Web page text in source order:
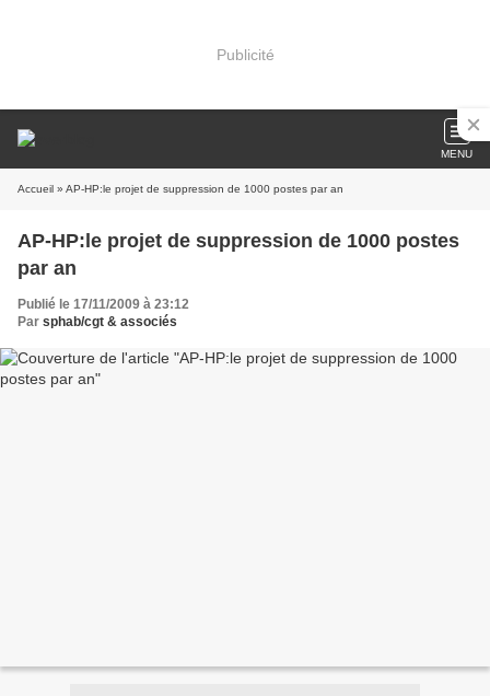
Publicité
MENU
Accueil » AP-HP:le projet de suppression de 1000 postes par an
AP-HP:le projet de suppression de 1000 postes
par an
Publié le 17/11/2009 à 23:12
Par sphab/cgt & associés